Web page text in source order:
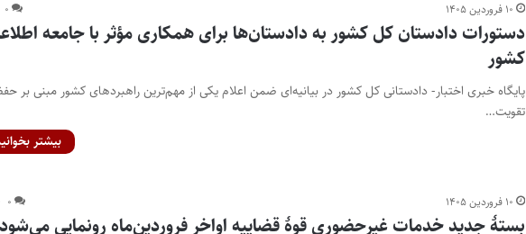
۱۰ فروردین ۱۴۰۵ ۰
دستورات دادستان کل کشور به دادستان‌ها برای همکاری مؤثر با جامعه
کشور
پایگاه خبری اختبار- دادستانی کل کشور در بیانیه‌ای ضمن اعلام یکی از مهم‌ترین راهبرد‌های کشور مبنی بر
تقویت…
بیشتر
۱۰ فروردین ۱۴۰۵ ۰
بستۀ جدید خدمات غیرحضوری قوۀ قضاییه اواخر فروردین‌ماه رونمایی می‌شود